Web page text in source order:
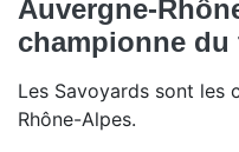
Auvergne-
championne du
Les Savoyards sont les
Rhône-Alpes.